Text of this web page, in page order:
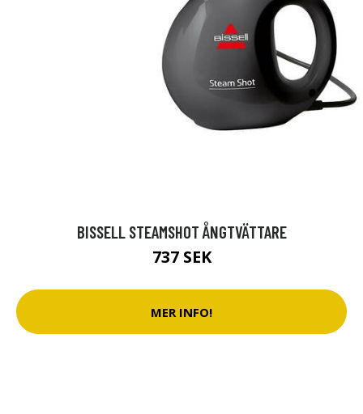
BISSELL STEAMSHOT ÅNGTVÄTTARE
737 SEK
MER INFO!